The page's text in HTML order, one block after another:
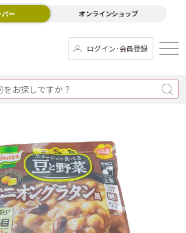
パー オンラインショップ
ログイン･会員登録